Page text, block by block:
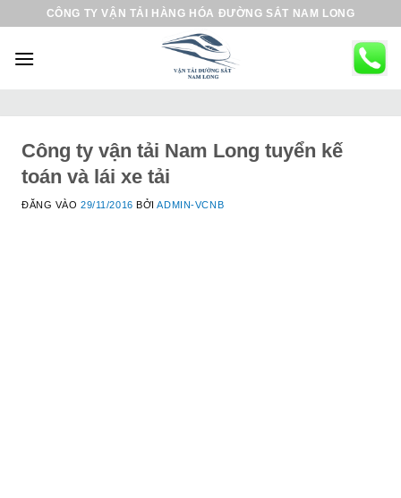
CÔNG TY VẬN TẢI HÀNG HÓA ĐƯỜNG SẮT NAM LONG
Công ty vận tải Nam Long tuyển kế
toán và lái xe tải
ĐĂNG VÀO29/11/2016 BỞIADMIN-VCNB